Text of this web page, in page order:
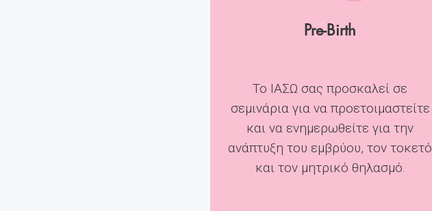
Pre-Birth
Το ΙΑΣΩ σας προσκαλεί σε
σεμινάρια για να προετοιμαστείτε
και να ενημερωθείτε για την
ανάπτυξη του εμβρύου, τον τοκετό
και τον μητρικό θηλασμό.